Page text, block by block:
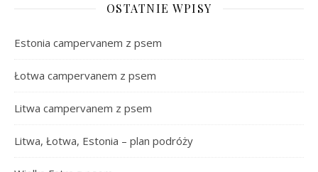
OSTATNIE WPISY
Estonia campervanem z psem
Łotwa campervanem z psem
Litwa campervanem z psem
Litwa, Łotwa, Estonia – plan podróży